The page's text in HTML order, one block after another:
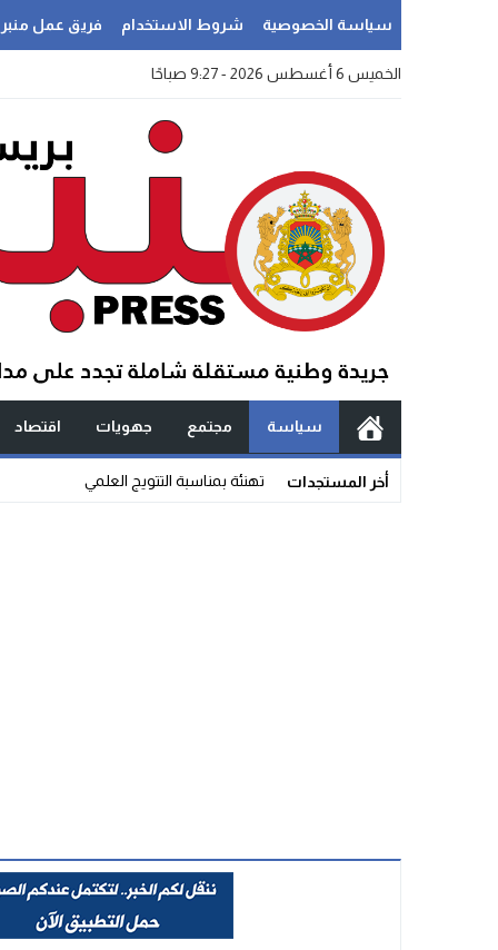
سياسة الخصوصية شروط الاستخدام فريق عمل
الخميس 6 أغسطس 2026 - 9:27 صباحًا
سياسة مجتمع جهويات اقتصاد
أخر المستجدات سؤال _